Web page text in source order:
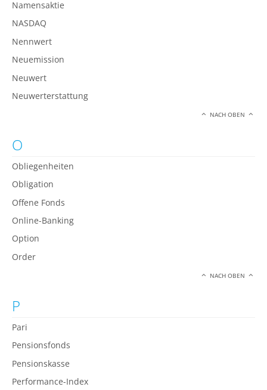
Namensaktie
NASDAQ
Nennwert
Neuemission
Neuwert
Neuwerterstattung
NACH OBEN
O
Obliegenheiten
Obligation
Offene Fonds
Online-Banking
Option
Order
NACH OBEN
P
Pari
Pensionsfonds
Pensionskasse
Performance-Index